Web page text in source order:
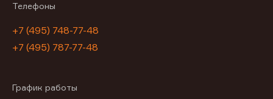
Телефоны
+7 (495) 748-77-48
+7 (495) 787-77-48
График работы